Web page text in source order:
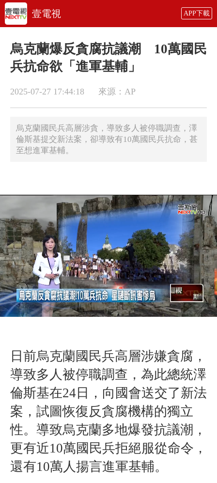
壹電視 APP下載
烏克蘭爆反貪腐抗議潮 10萬國民
兵抗命欲「進軍基輔」
2025-07-27 17:44:18 來源：AP
烏克蘭國民兵高層涉貪，導致多人被停職調查，澤
倫斯基提交新法案，卻導致有10萬國民兵抗命，甚
至想進軍基輔。
日前烏克蘭國民兵高層涉嫌貪腐，
導致多人被停職調查，為此總統澤
倫斯基在24日，向國會送交了新法
案，試圖恢復反貪腐機構的獨立
性。導致烏克蘭多地爆發抗議潮，
更有近10萬國民兵拒絕服從命令，
還有10萬人揚言進軍基輔。